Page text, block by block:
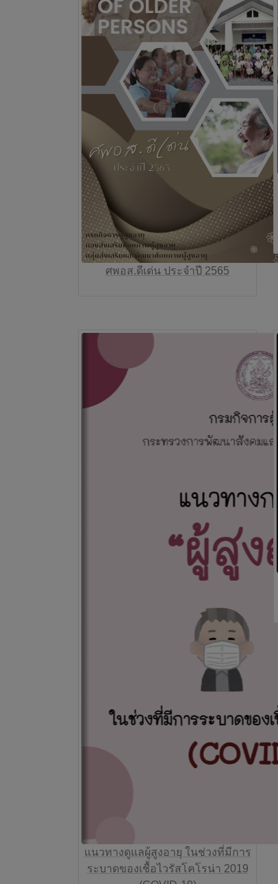
ศพอส.ดีเด่น ประจำปี 2565
แนวทางดูแลผู้สูงอายุ ในช่วงที่มีการ
ระบาดของเชื้อไวรัสโคโรน่า 2019